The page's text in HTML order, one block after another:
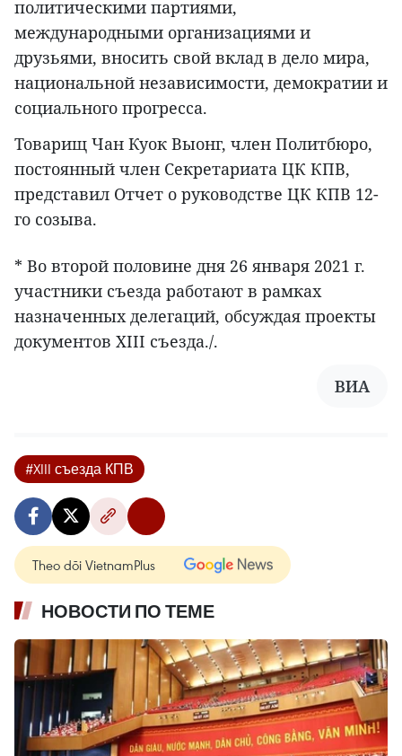
политическими партиями,
международными организациями и
друзьями, вносить свой вклад в дело мира,
национальной независимости, демократии и
социального прогресса.
Товарищ Чан Куок Выонг, член Политбюро,
постоянный член Секретариата ЦК КПВ,
представил Отчет о руководстве ЦК КПВ 12-
го созыва.
* Во второй половине дня 26 января 2021 г.
участники съезда работают в рамках
назначенных делегаций, обсуждая проекты
документов XIII съезда./.
ВИА
#XIII съезда КПВ
Theo dõi VietnamPlus
НОВОСТИ ПО ТЕМЕ